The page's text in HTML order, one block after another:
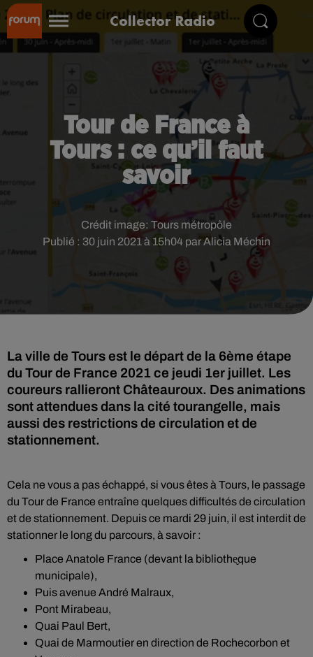
Collector Radio
Tour de France à
Tours : ce qu’il faut
savoir
Publié : 30 juin 2021 à 15h04 par Alicia Méchin
Crédit image: Tours métropôle
La ville de Tours est le départ de la 6ème étape
du Tour de France 2021 ce jeudi 1er juillet. Les
coureurs rallieront Châteauroux. Des animations
sont attendues dans la cité tourangelle, mais
aussi des restrictions de circulation et de
stationnement.
Cela ne vous a pas échappé, si vous êtes à Tours, le passage
du Tour de France entraîne quelques difficultés de circulation
et de stationnement. Depuis ce mardi 29 juin, il est interdit de
stationner le long du parcours, à savoir :
Place Anatole France (devant la bibliothe̬que
municipale),
Puis avenue André Malraux,
Pont Mirabeau,
Quai Paul Bert,
Quai de Marmoutier en direction de Rochecorbon et